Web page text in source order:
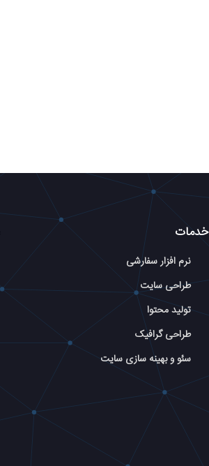
خدمات
نرم افزار سفارشی
طراحی سایت
تولید محتوا
طراحی گرافیک
سئو و بهینه سازی سایت